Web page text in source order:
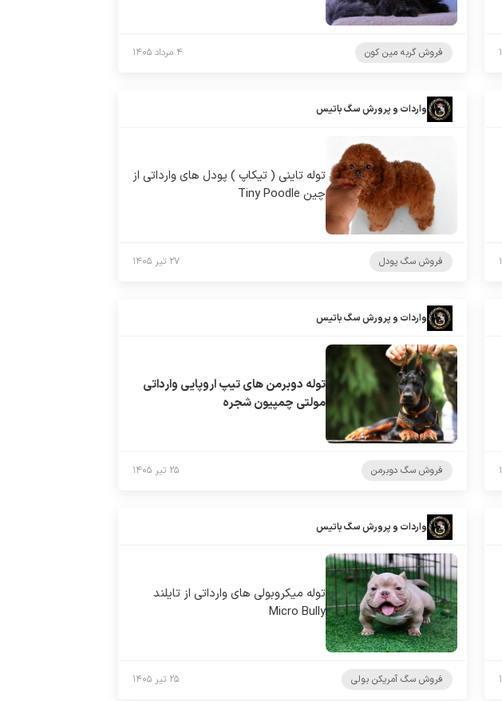
فروش گربه مین کون ۴ مرداد ۱۴۰۵
واردات و پرورش سگ باتیس
توله تاینی ( تیکاپ ) پودل های وارداتی از
چین Tiny Poodle
فروش سگ پودل ۲۷ تیر ۱۴۰۵
واردات و پرورش سگ باتیس
توله دوبرمن های تیپ اروپایی وارداتی
مولتی چمپیون شجره
فروش سگ دوبرمن ۲۵ تیر ۱۴۰۵
واردات و پرورش سگ باتیس
توله میکروبولی های وارداتی از تایلند
Micro Bully
فروش سگ آمریکن بولی ۲۵ تیر ۱۴۰۵